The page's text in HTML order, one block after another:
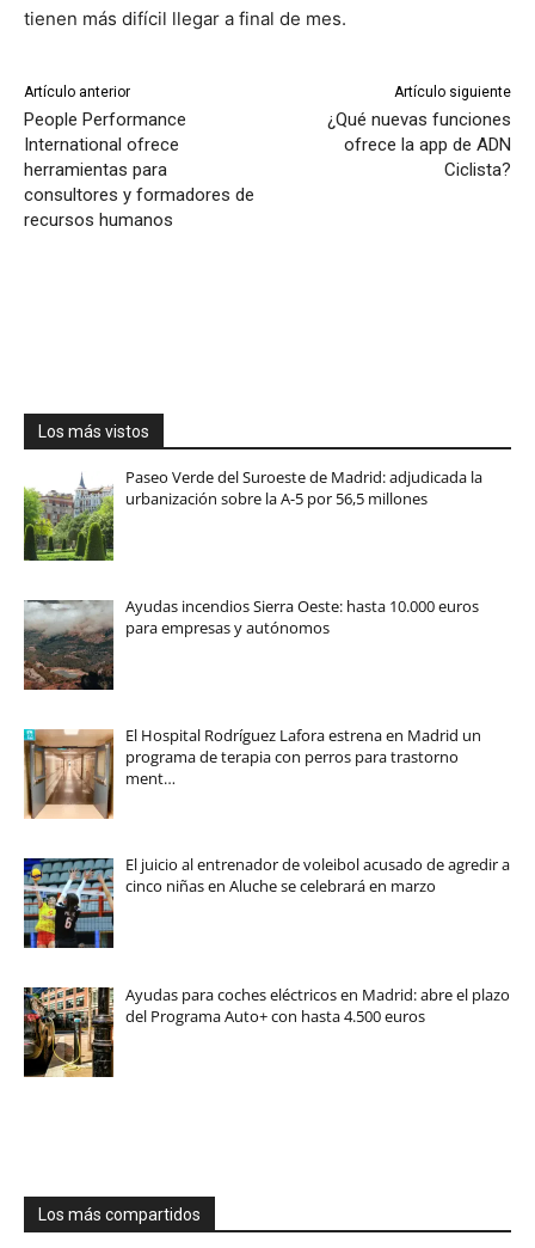
tienen más difícil llegar a final de mes.
Artículo anterior
People Performance
International ofrece
herramientas para
consultores y formadores de
recursos humanos
Artículo siguiente
¿Qué nuevas funciones
ofrece la app de ADN
Ciclista?
Los más vistos
Paseo Verde del Suroeste de Madrid: adjudicada la
urbanización sobre la A-5 por 56,5 millones
Ayudas incendios Sierra Oeste: hasta 10.000 euros
para empresas y autónomos
El Hospital Rodríguez Lafora estrena en Madrid un
programa de terapia con perros para trastorno
ment…
El juicio al entrenador de voleibol acusado de agredir a
cinco niñas en Aluche se celebrará en marzo
Ayudas para coches eléctricos en Madrid: abre el plazo
del Programa Auto+ con hasta 4.500 euros
Los más compartidos